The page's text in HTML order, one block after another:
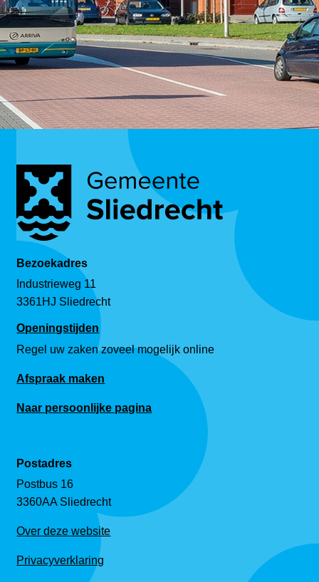
Bezoekadres
Industrieweg 11
3361HJ Sliedrecht
Openingstijden
Regel uw zaken zoveel mogelijk online
Afspraak maken
Naar persoonlijke pagina
Postadres
Postbus 16
3360AA Sliedrecht
Over deze website
Privacyverklaring